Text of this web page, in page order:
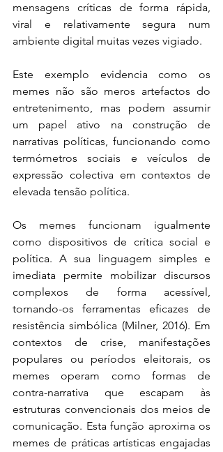
mensagens críticas de forma rápida,
viral e relativamente segura num
ambiente digital muitas vezes vigiado.
Este exemplo evidencia como os
memes não são meros artefactos do
entretenimento, mas podem assumir
um papel ativo na construção de
narrativas políticas, funcionando como
termómetros sociais e veículos de
expressão colectiva em contextos de
elevada tensão política.
Os memes funcionam igualmente
como dispositivos de crítica social e
política. A sua linguagem simples e
imediata permite mobilizar discursos
complexos de forma acessível,
tornando-os ferramentas eficazes de
resistência simbólica (Milner, 2016). Em
contextos de crise, manifestações
populares ou períodos eleitorais, os
memes operam como formas de
contra-narrativa que escapam às
estruturas convencionais dos meios de
comunicação. Esta função aproxima os
memes de práticas artísticas engajadas